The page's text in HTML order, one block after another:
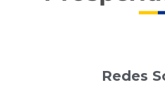
Redes